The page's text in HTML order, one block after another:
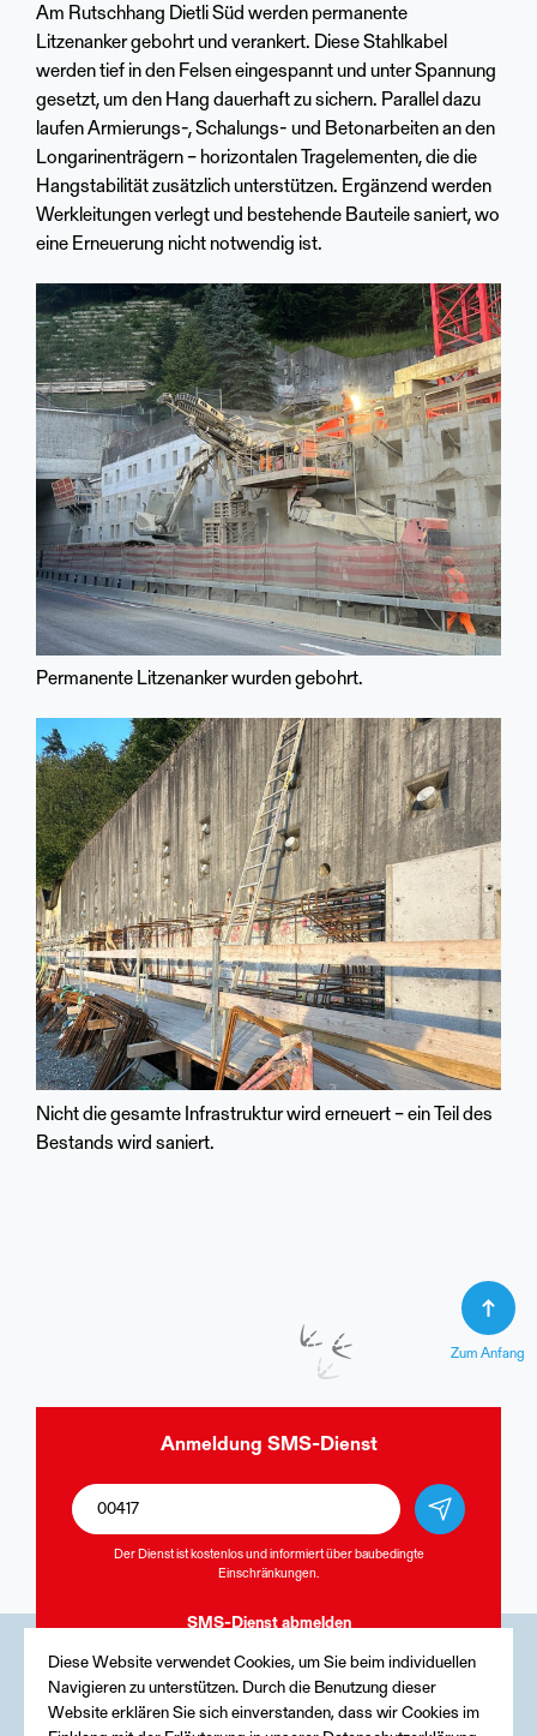
Am Rutschhang Dietli Süd werden permanente
Litzenanker gebohrt und verankert. Diese Stahlkabel
werden tief in den Felsen eingespannt und unter Spannung
gesetzt, um den Hang dauerhaft zu sichern. Parallel dazu
laufen Armierungs-, Schalungs- und Betonarbeiten an den
Longarinenträgern – horizontalen Tragelementen, die die
Hangstabilität zusätzlich unterstützen. Ergänzend werden
Werkleitungen verlegt und bestehende Bauteile saniert, wo
eine Erneuerung nicht notwendig ist.
Permanente Litzenanker wurden gebohrt.
Nicht die gesamte Infrastruktur wird erneuert – ein Teil des
Bestands wird saniert.
Zum Anfang
Anmeldung SMS-Dienst
Der Dienst ist kostenlos und informiert über baubedingte
Einschränkungen.
SMS-Dienst abmelden
Medien
Diese Website verwendet Cookies, um Sie beim individuellen
Navigieren zu unterstützen. Durch die Benutzung dieser
Website erklären Sie sich einverstanden, dass wir Cookies im